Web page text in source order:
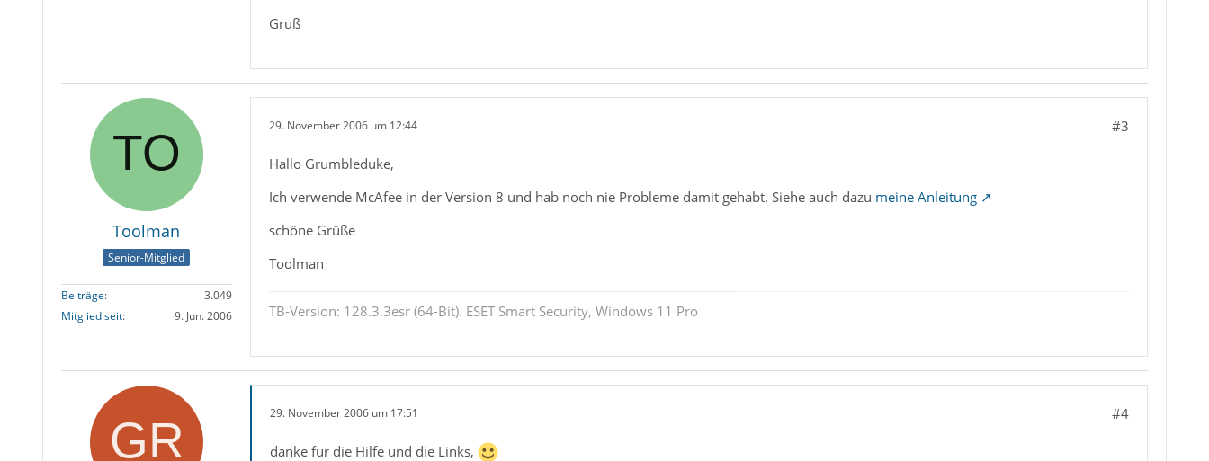
Gruß
Toolman
Senior-Mitglied
Beiträge
3.049
Mitglied seit
9. Jun. 2006
29. November 2006 um 12:44 #3
Hallo Grumbleduke,
Ich verwende McAfee in der Version 8 und hab noch nie Probleme damit gehabt. Siehe auch dazu meine Anleitung
schöne Grüße
Toolman
TB-Version: 128.3.3esr (64-Bit). ESET Smart Security, Windows 11 Pro
29. November 2006 um 17:51 #4
danke für die Hilfe und die Links,